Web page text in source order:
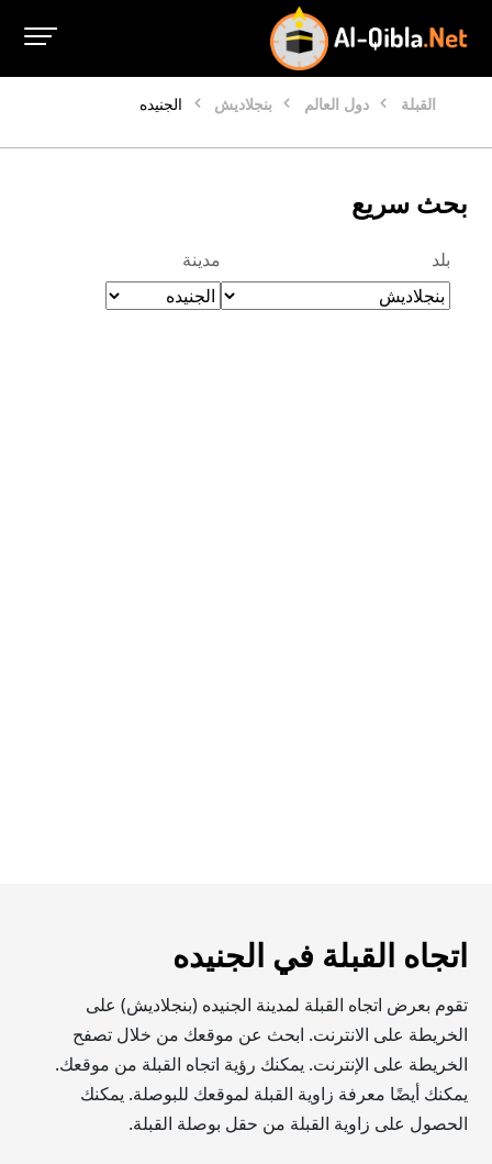
القبلة دول العالم بنجلاديش الجنيده
بحث سريع
بلد مدينة
اتجاه القبلة في الجنيده
تقوم بعرض اتجاه القبلة لمدينة الجنيده (بنجلاديش) على
الخريطة على الانترنت. ابحث عن موقعك من خلال تصفح
الخريطة على الإنترنت. يمكنك رؤية اتجاه القبلة من موقعك.
يمكنك أيضًا معرفة زاوية القبلة لموقعك للبوصلة. يمكنك
الحصول على زاوية القبلة من حقل بوصلة القبلة.